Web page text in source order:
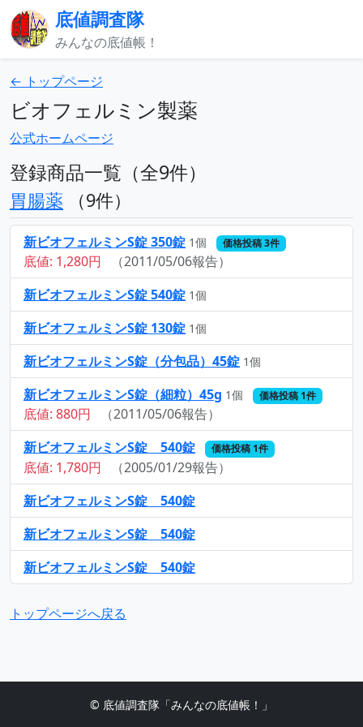
底値調査隊
みんなの底値帳！
← トップページ
ビオフェルミン製薬
公式ホームページ
登録商品一覧（全9件）
胃腸薬 （9件）
新ビオフェルミンS錠 350錠 1個 価格投稿 3件
底値: 1,280円
（2011/05/06報告）
新ビオフェルミンS錠 540錠 1個
新ビオフェルミンS錠 130錠 1個
新ビオフェルミンS錠（分包品）45錠 1個
新ビオフェルミンS錠（細粒）45g 1個 価格投稿 1件
底値: 880円
（2011/05/06報告）
新ビオフェルミンS錠 540錠
価格投稿 1件
底値: 1,780円
（2005/01/29報告）
新ビオフェルミンS錠 540錠
新ビオフェルミンS錠 540錠
新ビオフェルミンS錠 540錠
トップページへ戻る
© 底値調査隊「みんなの底値帳！」